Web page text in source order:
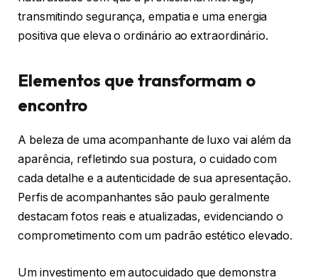
transmitindo segurança, empatia e uma energia
positiva que eleva o ordinário ao extraordinário.
Elementos que transformam o
encontro
A beleza de uma acompanhante de luxo vai além da
aparência, refletindo sua postura, o cuidado com
cada detalhe e a autenticidade de sua apresentação.
Perfis de acompanhantes são paulo geralmente
destacam fotos reais e atualizadas, evidenciando o
comprometimento com um padrão estético elevado.
Um investimento em autocuidado que demonstra